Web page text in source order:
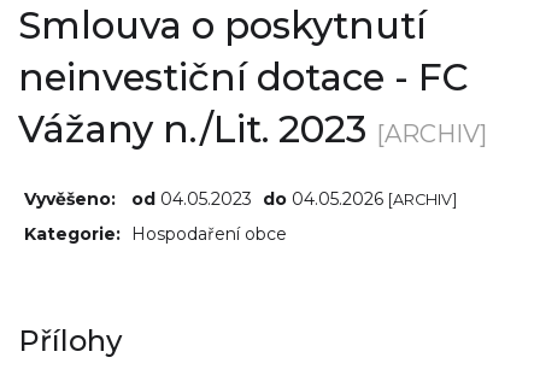
Smlouva o poskytnutí
neinvestiční dotace - FC
Vážany n./Lit. 2023 [ARCHIV]
Vyvěšeno: od 04.05.2023 do 04.05.2026 [ARCHIV]
Kategorie: Hospodaření obce
Přílohy